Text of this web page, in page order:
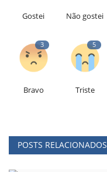
Gostei Não gostei
3
Bravo
5
Triste
POSTS RELACIONADOS